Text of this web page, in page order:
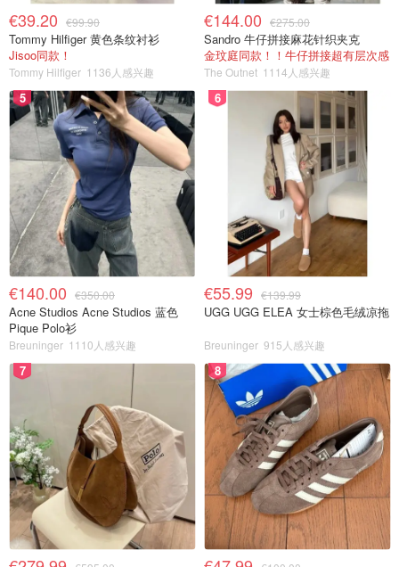
€39.20 €99.90
Tommy Hilfiger 黄色条纹衬衫
Jisoo同款！
Tommy Hilfiger 1136人感兴趣
€144.00 €275.00
Sandro 牛仔拼接麻花针织夹克
金玟庭同款！！牛仔拼接超有层次感
The Outnet 1114人感兴趣
5
€140.00 €350.00
Acne Studios Acne Studios 蓝色
Pique Polo衫
Breuninger 1110人感兴趣
6
€55.99 €139.99
UGG UGG ELEA 女士棕色毛绒凉拖
Breuninger 915人感兴趣
7 8